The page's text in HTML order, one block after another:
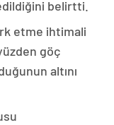
belirtti.
etme ihtimali
göç
altını